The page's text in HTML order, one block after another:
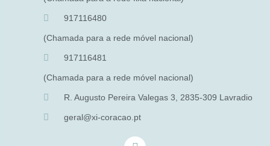
917116480
(Chamada para a rede móvel nacional)
917116481
(Chamada para a rede móvel nacional)
R. Augusto Pereira Valegas 3, 2835-309 Lavradio
geral@xi-coracao.pt